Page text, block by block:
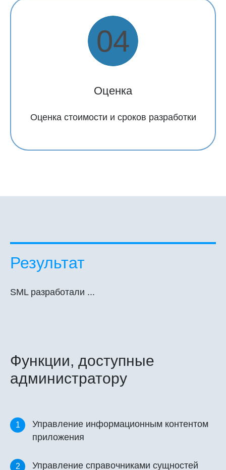
Оценка
Оценка стоимости и сроков разработки
Результат
SML разработали ...
Функции, доступные
администратору
1
Управление информационным контентом
приложения
2 Управление справочниками сущностей